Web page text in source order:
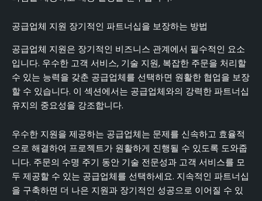
공급업체 지원 장기적인 파트너십을 보장하는 방법
공급업체 지원은 장기적인 비즈니스 관계에서 필수적인 요소
입니다. 우수한 고객 서비스, 기술 지원, 복잡한 주문을 처리할
수 있는 능력을 갖춘 공급업체를 선택하면 원활한 협업을 보장
할 수 있습니다. 이 섹션에서는 공급업체와의 강력한 파트너십
유지의 중요성을 강조합니다.
우수한 지원을 제공하는 공급업체는 문제를 신속하고 효율적
으로 해결하여 프로젝트가 원활하게 진행될 수 있도록 도와줍
니다. 주문의 수명 주기 동안 기술 전문성과 고객 서비스를 모
두 제공할 수 있는 공급업체를 선택하세요. 지속적인 파트너십
을 구축하면 더 나은 지원과 장기적인 성공으로 이어질 수 있